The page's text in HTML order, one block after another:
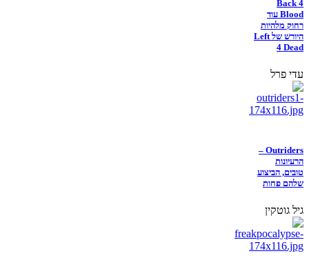
Back 4
Blood עוד
רחוק מלהיות
היורש של Left
4 Dead
עדי פרל
Outriders –
הרעיונות
טובים, הביצוע
שלהם פחות
גיל גוטקין